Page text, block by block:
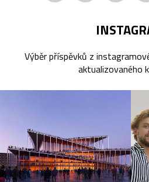
Výběr příspěvků z
aktualizovaného